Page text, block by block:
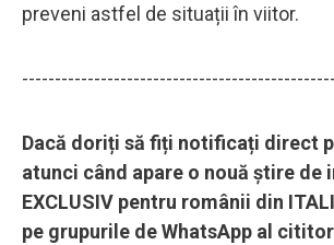
preveni astfel de situații în viitor.
Dacă doriți să fiți notificați direct
atunci când apare o nouă știre de
EXCLUSIV pentru românii din
pe grupurile de WhatsApp al